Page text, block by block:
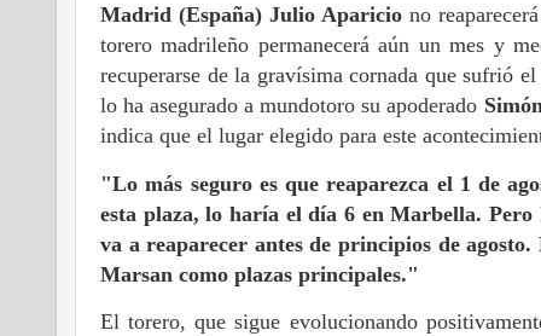
Madrid (España) Julio Aparicio no
torero madrileño permanecerá aún un mes y
recuperarse de la gravísima cornada que sufrió
lo ha asegurado a mundotoro su apoderado
indica que el lugar elegido para este
"Lo más seguro es que reaparezca el 1 de
esta plaza, lo haría el día 6 en Marbella.
va a reaparecer antes de principios de
Marsan como plazas principales."
El torero, que sigue evolucionando